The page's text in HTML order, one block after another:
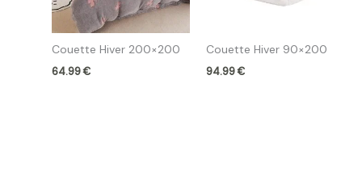
Couette Hiver 200×200
64.99€
Couette Hiver 90×200
94.99€